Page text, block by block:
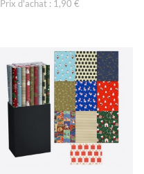
Prix d'achat : 1,90 €